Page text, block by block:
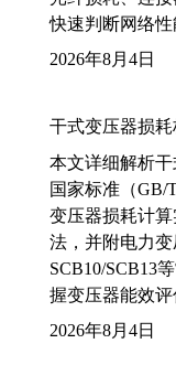
快速判断网络性
2026年8月4日
干式变压器损
本文详细解析
国家标准（GB/
变压器损耗计
法，并附电力
SCB10/SCB13
握变压器能效评
2026年8月4日